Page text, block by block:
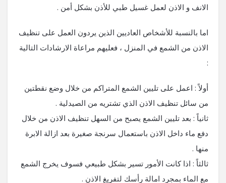
الانف و الاذن لعمل غسيل طبي للأذن بشكل أمن .
اما بالنسبة للأشخاص العاديين الذين يردون العمل على تنظيف
الاذن من الشمع في المنزل ، فعليهم مراعاة الارشادات التالية
:
أولاً : اعمل على تليين الشمع المتراكم من خلال وضع نقطتين
من سائل تنظيف الاذن الذي تشتريه من الصيدلية .
ثانياً : بعد تليين الشمع يصبح من السهل تنظيف الاذن من خلال
دفع ماء داخل الاذن باستعمال سرنجة صغيرة بعد ازالة الابرة
منها .
ثالثاً : اذا كانت الأمور تسير بشكل طبيعي فسوف يخرج الشمع
مع الماء بمجرد امالة رأسك لتفريغ الاذن .